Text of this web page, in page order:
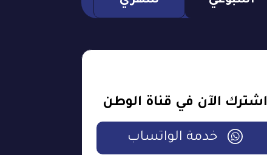
اشترك الآن في قناة الوطن
خدمة الواتساب